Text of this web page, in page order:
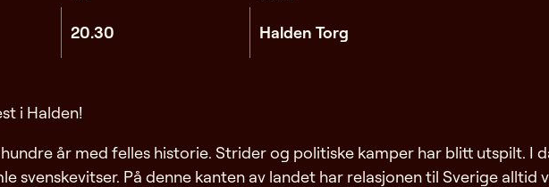
20.30 Halden Torg
i Halden!
år med felles historie. Strider og politiske kamper har blitt utspilt. I
svenskevitser. På denne kanten av landet har relasjonen til Sverige